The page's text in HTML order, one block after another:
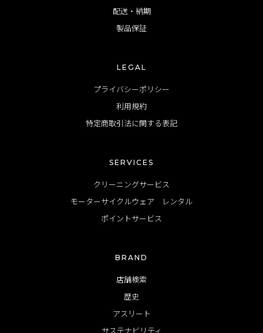
配送・納期
製品保証
LEGAL
プライバシーポリシー
利用規約
特定商取引法に関する表記
SERVICES
クリーニングサービス
モーターサイクルウェア レンタル
ポイントサービス
BRAND
店舗検索
歴史
アスリート
サステナビリティ